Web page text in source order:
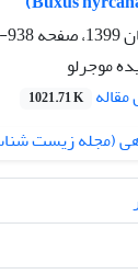
938-952
موجرلو
1021.71 K